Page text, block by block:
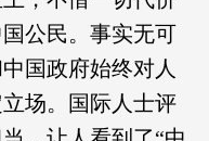
公民。事实无可
国政府始终对人
场。国际人士评